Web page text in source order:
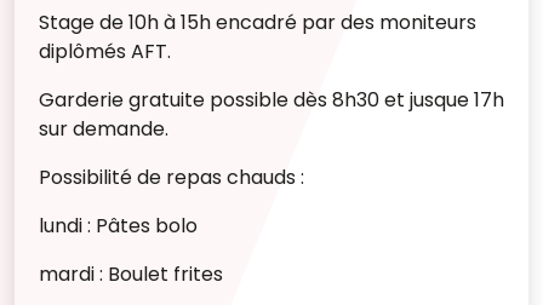
Stage de 10h à 15h encadré par des moniteurs
diplômés AFT.
Garderie gratuite possible dès 8h30 et jusque 17h
sur demande.
Possibilité de repas chauds :
lundi : Pâtes bolo
mardi : Boulet frites